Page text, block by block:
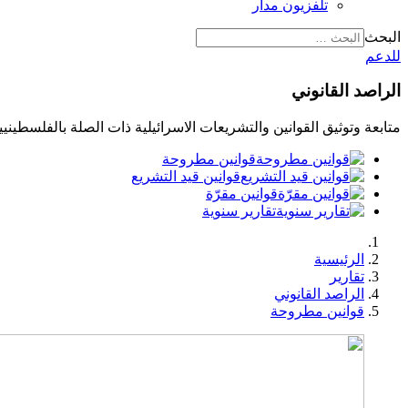
تلفزيون مدار
البحث
للدعم
الراصد القانوني
متابعة وتوثيق القوانين والتشريعات الاسرائيلية ذات الصلة
قوانين مطروحة
قوانين قيد التشريع
قوانين مقرّة
تقارير سنوية
الرئيسية
تقارير
الراصد القانوني
قوانين مطروحة